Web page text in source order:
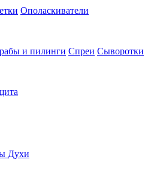
Ополаскиватели
и пилинги Спреи Сыворотки
Духи